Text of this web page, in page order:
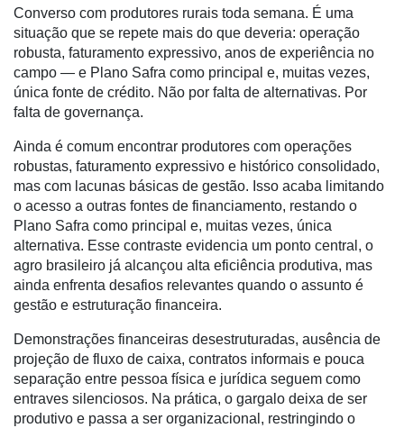
Cadastre-
Minha
conta
Converso com produtores rurais toda semana. É uma
situação que se repete mais do que deveria: operação
robusta, faturamento expressivo, anos de experiência no
campo — e Plano Safra como principal e, muitas vezes,
única fonte de crédito. Não por falta de alternativas. Por
falta de governança.
Ainda é comum encontrar produtores com operações
robustas, faturamento expressivo e histórico consolidado,
mas com lacunas básicas de gestão. Isso acaba limitando
o acesso a outras fontes de financiamento, restando o
Plano Safra como principal e, muitas vezes, única
alternativa. Esse contraste evidencia um ponto central, o
agro brasileiro já alcançou alta eficiência produtiva, mas
ainda enfrenta desafios relevantes quando o assunto é
gestão e estruturação financeira.
Demonstrações financeiras desestruturadas, ausência de
projeção de fluxo de caixa, contratos informais e pouca
separação entre pessoa física e jurídica seguem como
entraves silenciosos. Na prática, o gargalo deixa de ser
produtivo e passa a ser organizacional, restringindo o